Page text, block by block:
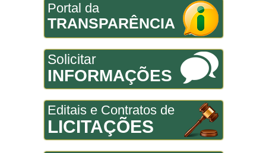
Portal da
TRANSPARÊNCIA
Solicitar
INFORMAÇÕES
Editais e Contratos de
LICITAÇÕES